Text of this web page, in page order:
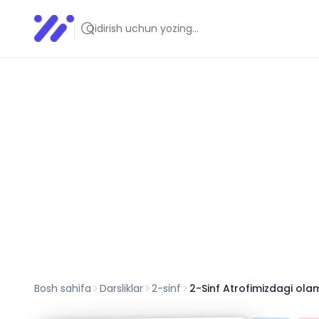
Infoedu
Ta&#039;lim xabarlari va yangiliklari
Bosh sahifa Darsliklar 2-sinf 2-Sinf Atrofimizdagi